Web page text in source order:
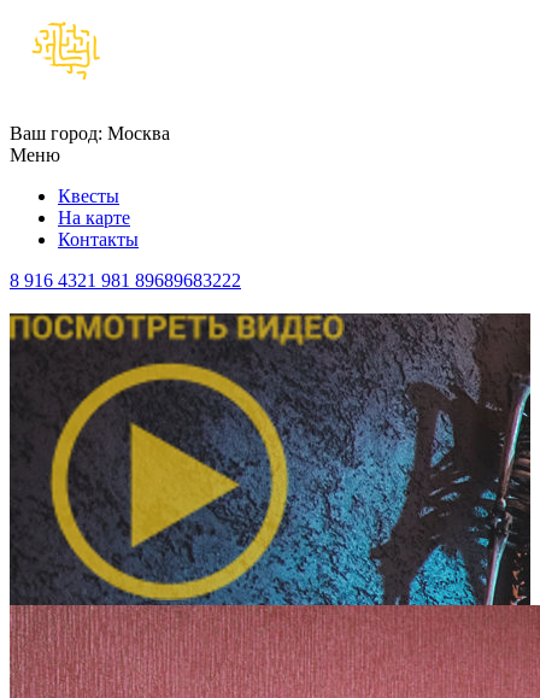
Ваш город: Москва
Меню
Квесты
На карте
Контакты
8 916 4321 981 89689683222